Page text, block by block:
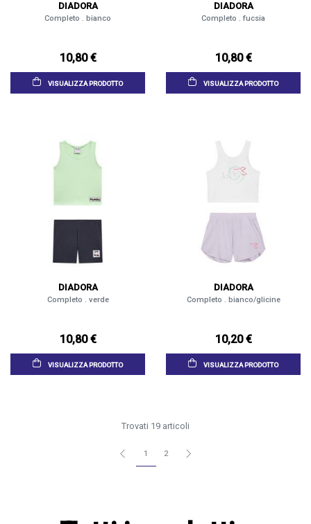
DIADORA
Completo . bianco
10,80 €
VISUALIZZA PRODOTTO
DIADORA
Completo . fucsia
10,80 €
VISUALIZZA PRODOTTO
DIADORA
Completo . verde
10,80 €
VISUALIZZA PRODOTTO
DIADORA
Completo . bianco/glicine
10,20 €
VISUALIZZA PRODOTTO
Trovati 19 articoli
1 2